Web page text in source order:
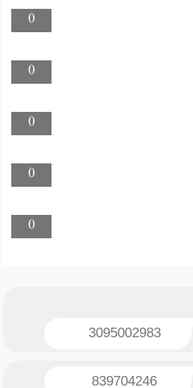
0
0
0
0
0
3095002983
839704246